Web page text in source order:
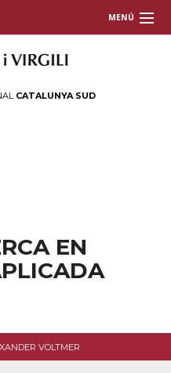
MENÚ
CATALUNYA SUD
EN
VOLTMER